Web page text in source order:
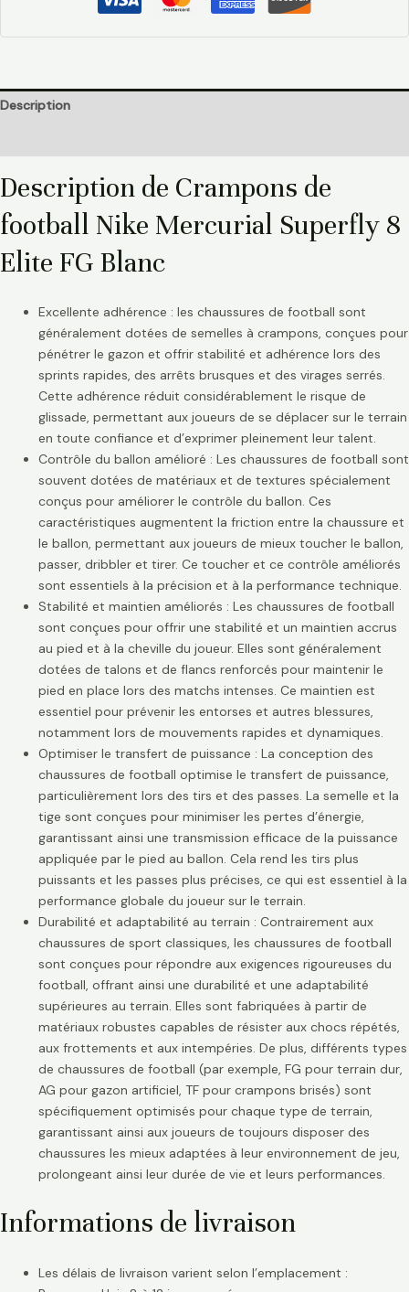
Description
Description de Crampons de
football Nike Mercurial Superfly 8
Elite FG Blanc
Excellente adhérence : les chaussures de football sont
généralement dotées de semelles à crampons, conçues pour
pénétrer le gazon et offrir stabilité et adhérence lors des
sprints rapides, des arrêts brusques et des virages serrés.
Cette adhérence réduit considérablement le risque de
glissade, permettant aux joueurs de se déplacer sur le terrain
en toute confiance et d’exprimer pleinement leur talent.
Contrôle du ballon amélioré : Les chaussures de football sont
souvent dotées de matériaux et de textures spécialement
conçus pour améliorer le contrôle du ballon. Ces
caractéristiques augmentent la friction entre la chaussure et
le ballon, permettant aux joueurs de mieux toucher le ballon,
passer, dribbler et tirer. Ce toucher et ce contrôle améliorés
sont essentiels à la précision et à la performance technique.
Stabilité et maintien améliorés : Les chaussures de football
sont conçues pour offrir une stabilité et un maintien accrus
au pied et à la cheville du joueur. Elles sont généralement
dotées de talons et de flancs renforcés pour maintenir le
pied en place lors des matchs intenses. Ce maintien est
essentiel pour prévenir les entorses et autres blessures,
notamment lors de mouvements rapides et dynamiques.
Optimiser le transfert de puissance : La conception des
chaussures de football optimise le transfert de puissance,
particulièrement lors des tirs et des passes. La semelle et la
tige sont conçues pour minimiser les pertes d’énergie,
garantissant ainsi une transmission efficace de la puissance
appliquée par le pied au ballon. Cela rend les tirs plus
puissants et les passes plus précises, ce qui est essentiel à la
performance globale du joueur sur le terrain.
Durabilité et adaptabilité au terrain : Contrairement aux
chaussures de sport classiques, les chaussures de football
sont conçues pour répondre aux exigences rigoureuses du
football, offrant ainsi une durabilité et une adaptabilité
supérieures au terrain. Elles sont fabriquées à partir de
matériaux robustes capables de résister aux chocs répétés,
aux frottements et aux intempéries. De plus, différents types
de chaussures de football (par exemple, FG pour terrain dur,
AG pour gazon artificiel, TF pour crampons brisés) sont
spécifiquement optimisés pour chaque type de terrain,
garantissant ainsi aux joueurs de toujours disposer des
chaussures les mieux adaptées à leur environnement de jeu,
prolongeant ainsi leur durée de vie et leurs performances.
Informations de livraison
Les délais de livraison varient selon l’emplacement :